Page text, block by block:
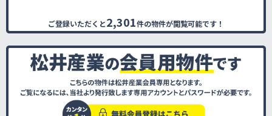
ご登録いただくと2,301件の物件が閲覧可能です！